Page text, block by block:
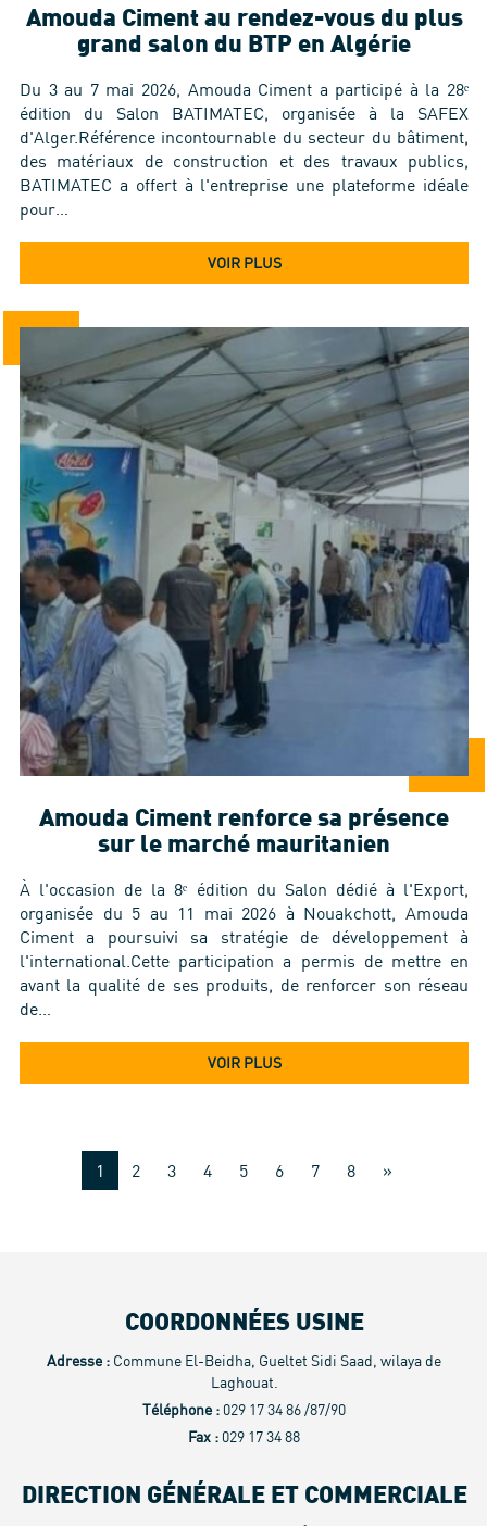
Amouda Ciment au rendez-vous du plus
grand salon du BTP en Algérie
Du 3 au 7 mai 2026, Amouda Ciment a participé à la 28ᵉ
édition du Salon BATIMATEC, organisée à la SAFEX
d'Alger.Référence incontournable du secteur du bâtiment,
des matériaux de construction et des travaux publics,
BATIMATEC a offert à l'entreprise une plateforme idéale
pour…
VOIR PLUS
Amouda Ciment renforce sa présence
sur le marché mauritanien
À l'occasion de la 8ᵉ édition du Salon dédié à l'Export,
organisée du 5 au 11 mai 2026 à Nouakchott, Amouda
Ciment a poursuivi sa stratégie de développement à
l'international.Cette participation a permis de mettre en
avant la qualité de ses produits, de renforcer son réseau
de…
VOIR PLUS
1 2 3 4 5 6 7 8 »
COORDONNÉES USINE
Adresse : Commune El-Beidha, Gueltet Sidi Saad, wilaya de
Laghouat.
Téléphone : 029 17 34 86 /87/90
Fax : 029 17 34 88
DIRECTION GÉNÉRALE ET COMMERCIALE